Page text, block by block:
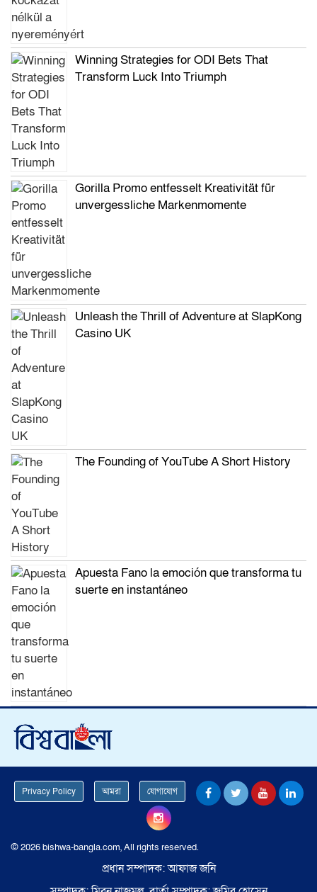
Winning Strategies for ODI Bets That
Transform Luck Into Triumph
Gorilla Promo entfesselt Kreativität für
unvergessliche Markenmomente
Unleash the Thrill of Adventure at SlapKong
Casino UK
The Founding of YouTube A Short History
Apuesta Fano la emoción que transforma tu
suerte en instantáneo
Privacy Policy আমরা যোগাযোগ
© 2026 bishwa-bangla.com, All rights reserved.
প্রধান সম্পাদক: আফাজ জনি